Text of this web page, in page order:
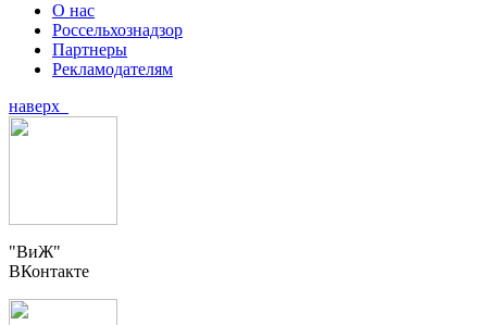
О нас
Россельхознадзор
Партнеры
Рекламодателям
наверх
"ВиЖ"
ВКонтакте